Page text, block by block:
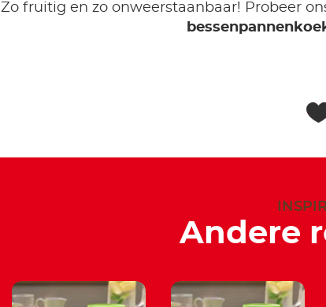
Zo fruitig en zo onweerstaanbaar! Probeer
Andere